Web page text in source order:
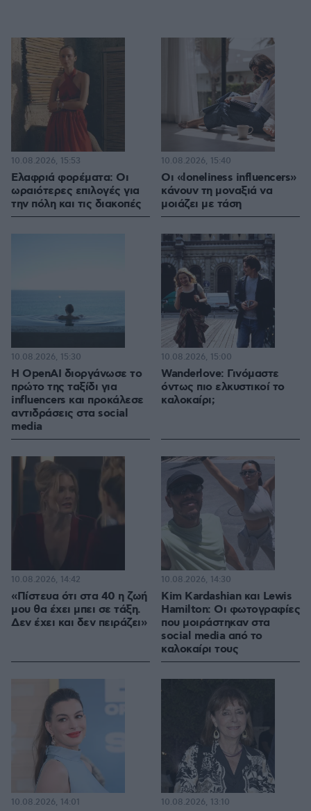
Eλαφριά φορέματα: Οι
ωραιότερες επιλογές για
την πόλη και τις διακοπές
10.08.2026, 15:53
Οι «loneliness influencers»
κάνουν τη μοναξιά να
μοιάζει με τάση
10.08.2026, 15:40
Η OpenAI διοργάνωσε το
πρώτο της ταξίδι για
influencers και προκάλεσε
αντιδράσεις στα social
media
10.08.2026, 15:30
Wanderlove: Γινόμαστε
όντως πιο ελκυστικοί το
καλοκαίρι;
10.08.2026, 15:00
«Πίστευα ότι στα 40 η ζωή
μου θα έχει μπει σε τάξη.
Δεν έχει και δεν πειράζει»
10.08.2026, 14:42
Kim Kardashian και Lewis
Hamilton: Οι φωτογραφίες
που μοιράστηκαν στα
social media από το
καλοκαίρι τους
10.08.2026, 14:30
10.08.2026, 14:01 10.08.2026, 13:10